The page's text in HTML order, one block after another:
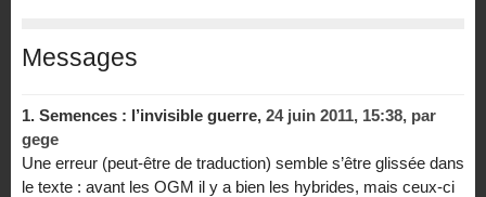
Messages
1. Semences : l’invisible guerre, 24 juin 2011, 15:38, par
gege
Une erreur (peut-être de traduction) semble s’être glissée dans
le texte : avant les OGM il y a bien les hybrides, mais ceux-ci